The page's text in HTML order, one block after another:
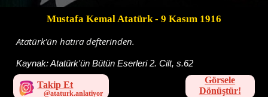
Mustafa Kemal Atatürk- 9 Kasım 1916
Atatürk'ün hatıra defterinden.
Kaynak:Atatürk'ün Bütün Eserleri 2. Cilt, s.62
Takip Et
Görsele
Dönüştür!